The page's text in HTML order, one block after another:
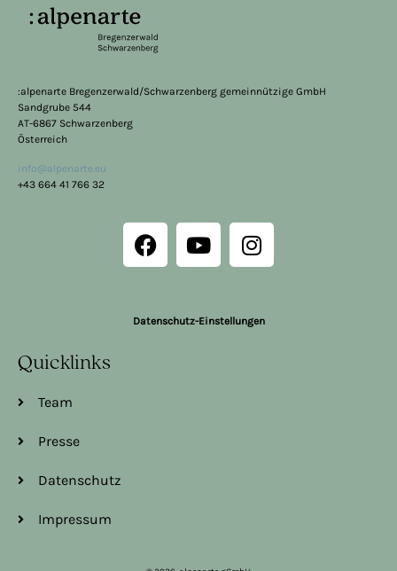
:alpenarte Bregenzerwald/Schwarzenberg gemeinnützige GmbH
Sandgrube 544
AT-6867 Schwarzenberg
Österreich
info@alpenarte.eu
+43 664 41 766 32
Datenschutz-Einstellungen
Quicklinks
Team
Presse
Datenschutz
Impressum